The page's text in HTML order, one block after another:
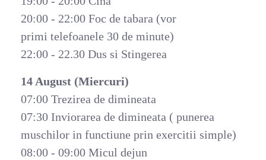
20:00 - 22:00 Foc de tabara (vor
primi telefoanele 30 de minute)
22:00 - 22.30 Dus si Stingerea
14 August (Miercuri)
07:00 Trezirea de dimineata
07:30 Inviorarea de dimineata ( punerea
muschilor in functiune prin exercitii simple)
08:00 - 09:00 Micul dejun